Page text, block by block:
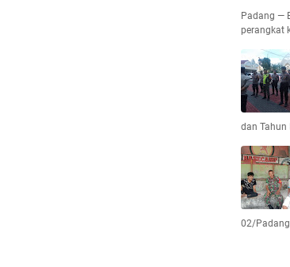
Padang —
perangkat
dan Tahun
02/